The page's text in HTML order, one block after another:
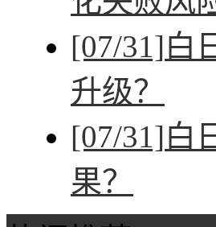
[07/31]白
升级？
[07/31]白
果？